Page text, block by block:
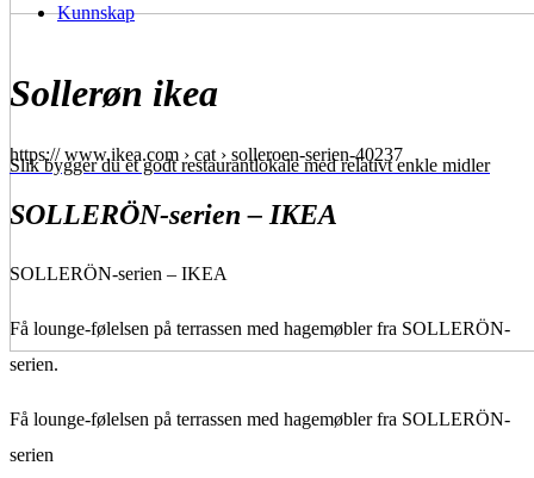
Slik bygger du et godt restaurantlokale med relativt enkle midler
Kunnskap
Sollerøn ikea
https:// www.ikea.com › cat › solleroen-serien-40237
SOLLERÖN-serien – IKEA
SOLLERÖN-serien – IKEA
Få lounge-følelsen på terrassen med hagemøbler fra SOLLERÖN-
serien.
Få lounge-følelsen på terrassen med hagemøbler fra SOLLERÖN-
serien